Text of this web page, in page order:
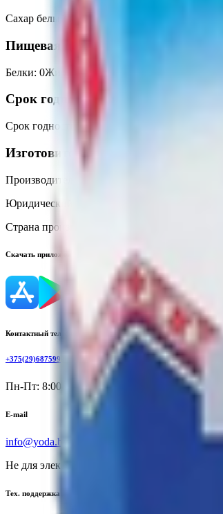
Сахар белый кристаллический.
Пищевая ценность на 100г
Белки: 0Жиры Углеводы
Срок годности
Срок годности 5 лет
Изготовитель
Производитель:
Юридический адрес:
222611, Республика
Страна производства:
Скачать приложение
Контактный телефон
+375(29)6875999
Пн-Пт: 8:00 - 17:00
E-mail
info@yoda.by
Не для электронных обращений
Тех. поддержка